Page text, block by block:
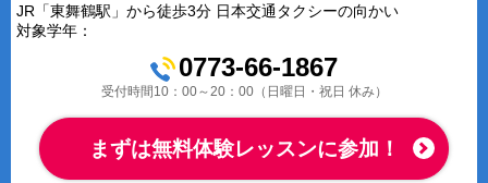
JR「東舞鶴駅」から徒歩3分 日本交通タクシーの向かい
対象学年：
0773-66-1867
受付時間10：00～20：00（日曜日・祝日 休み）
まずは無料体験レッスンに参加！